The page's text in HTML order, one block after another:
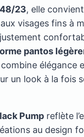
48/23, elle convient
visages fins à
pantos
combine élégance
un look à la fois
Pump reflète
au design